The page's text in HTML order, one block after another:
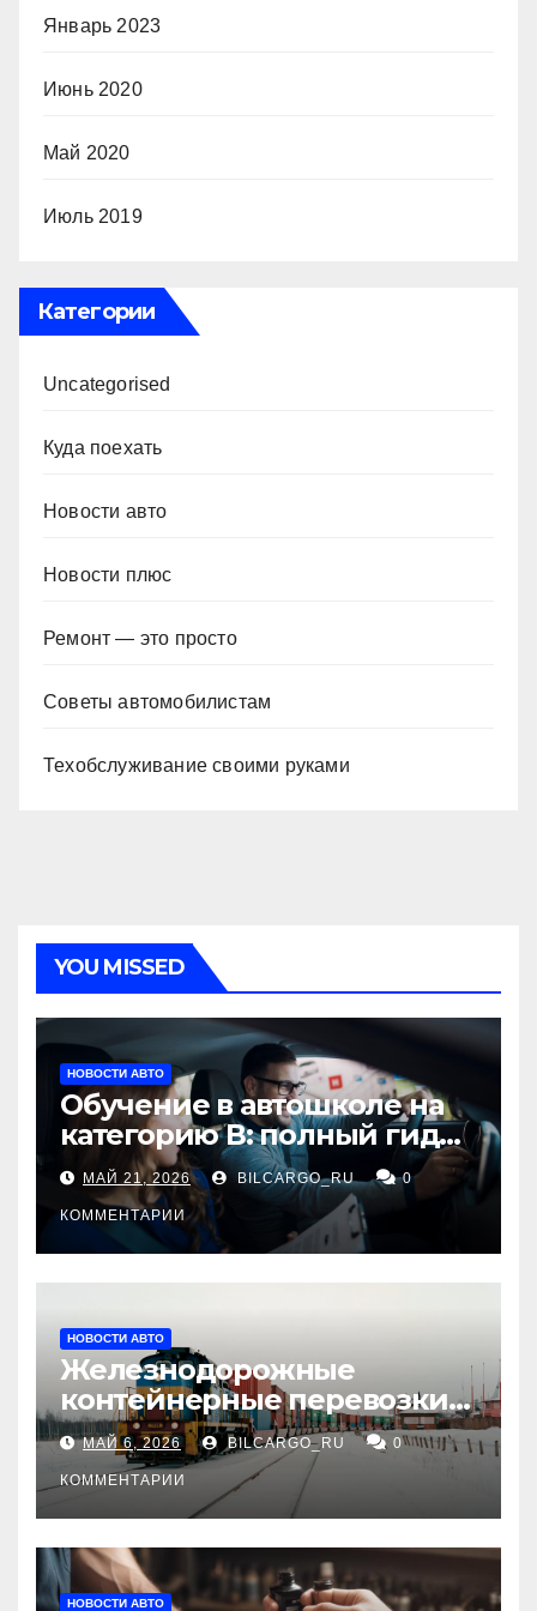
Январь 2023
Июнь 2020
Май 2020
Июль 2019
Категории
Uncategorised
Куда поехать
Новости авто
Новости плюс
Ремонт — это просто
Советы автомобилистам
Техобслуживание своими руками
YOU MISSED
НОВОСТИ АВТО
Обучение в автошколе на
категорию В: полный гид
для будущих водителей
МАЙ 21, 2026 BILCARGO_RU 0
КОММЕНТАРИИ
НОВОСТИ АВТО
Железнодорожные
контейнерные перевозки
из Китая в Россию:
маршруты, сроки и
требования
МАЙ 6, 2026 BILCARGO_RU 0
КОММЕНТАРИИ
НОВОСТИ АВТО